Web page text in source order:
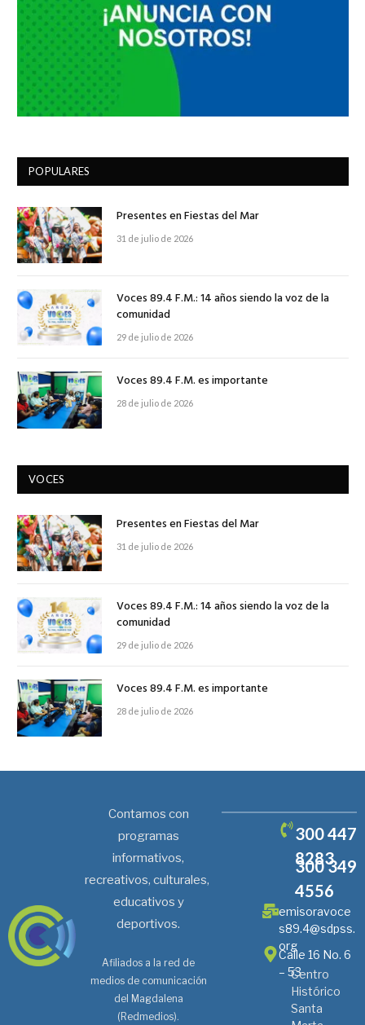
POPULARES
Presentes en Fiestas del Mar
31 de julio de 2026
Voces 89.4 F.M.: 14 años siendo la voz de la
comunidad
29 de julio de 2026
Voces 89.4 F.M. es importante
28 de julio de 2026
VOCES
Presentes en Fiestas del Mar
31 de julio de 2026
Voces 89.4 F.M.: 14 años siendo la voz de la
comunidad
29 de julio de 2026
Voces 89.4 F.M. es importante
28 de julio de 2026
Contamos con
programas
informativos,
recreativos, culturales,
educativos y
deportivos.
Afiliados a la red de
medios de comunicación
del Magdalena
(Redmedios).
300 447
8283
300 349
4556
emisoravoce
s89.4@sdpss.
org
Calle 16 No. 6
– 53Centro
Histórico
Santa